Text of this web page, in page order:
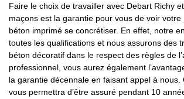
Faire le choix de travailler avec Debart Richy
maçons est la garantie pour vous de voir
béton imprimé se concrétiser. En effet, notre
toutes les qualifications et nous assurons des
béton décoratif dans le respect des règles de
professionnel, vous aurez également
la garantie décennale en faisant appel à nous.
vous permettra d’être assuré pendant 10